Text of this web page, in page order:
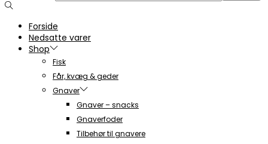
Forside
Nedsatte varer
Shop
Fisk
Får, kvæg & geder
Gnaver
Gnaver – snacks
Gnaverfoder
Tilbehør til gnavere